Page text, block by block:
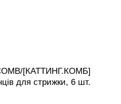
[КАТТИНГ.КОМБ]
для стрижки, 6 шт.